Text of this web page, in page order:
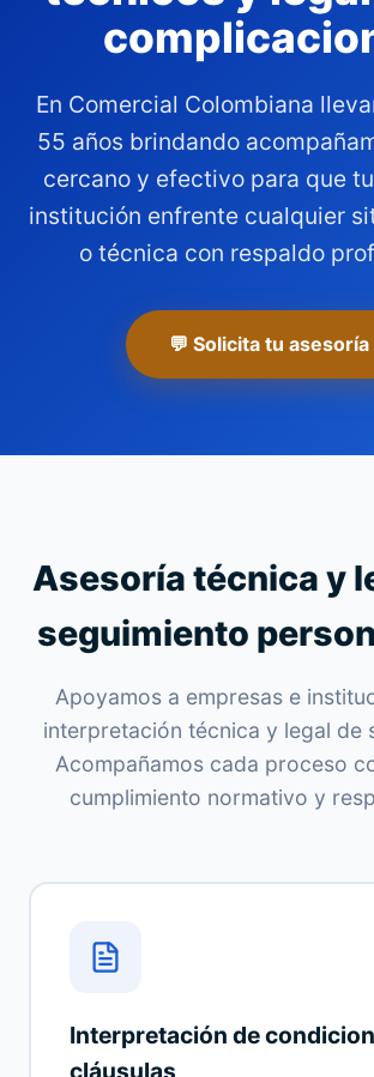
En Comercial Colombiana
55 años brindando
cercano y efectivo para que
institución enfrente cualquier
o técnica con respaldo
💬 Solicita tu asesoría
Asesoría técnica y
seguimiento
Apoyamos a empresas e
interpretación técnica y legal de
Acompañamos cada proceso
cumplimiento normativo y
Interpretación de